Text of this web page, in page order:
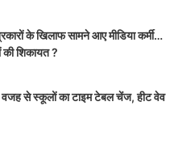
के खिलाफ सामने आए मीडिया कर्मी…
शिकायत ?
वजह से स्कूलों का टाइम टेबल चेंज, हीट वेव